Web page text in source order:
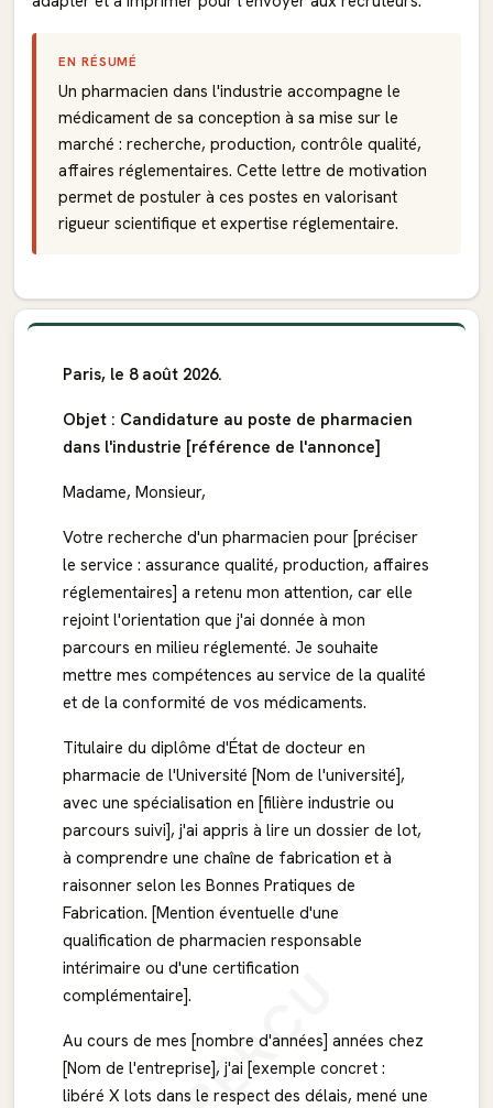
EN RÉSUMÉ
Un pharmacien dans l'industrie accompagne le
médicament de sa conception à sa mise sur le
marché : recherche, production, contrôle qualité,
affaires réglementaires. Cette lettre de motivation
permet de postuler à ces postes en valorisant
rigueur scientifique et expertise réglementaire.
APERÇU
Paris, le 8 août 2026.
Objet : Candidature au poste de pharmacien
dans l'industrie [référence de l'annonce]
Madame, Monsieur,
Votre recherche d'un pharmacien pour [préciser
le service : assurance qualité, production, affaires
réglementaires] a retenu mon attention, car elle
rejoint l'orientation que j'ai donnée à mon
parcours en milieu réglementé. Je souhaite
mettre mes compétences au service de la qualité
et de la conformité de vos médicaments.
Titulaire du diplôme d'État de docteur en
pharmacie de l'Université [Nom de l'université],
avec une spécialisation en [filière industrie ou
parcours suivi], j'ai appris à lire un dossier de lot,
à comprendre une chaîne de fabrication et à
raisonner selon les Bonnes Pratiques de
Fabrication. [Mention éventuelle d'une
qualification de pharmacien responsable
intérimaire ou d'une certification
complémentaire].
Au cours de mes [nombre d'années] années chez
[Nom de l'entreprise], j'ai [exemple concret :
libéré X lots dans le respect des délais, mené une